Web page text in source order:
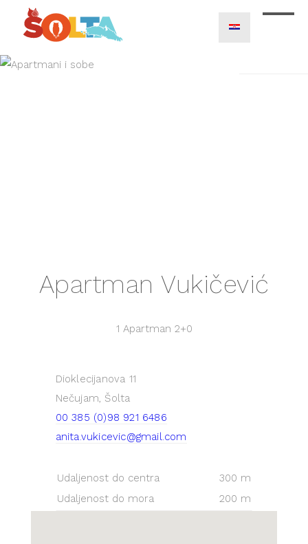
Apartman Vukičević
1 Apartman 2+0
Dioklecijanova 11
Nečujam, Šolta
00 385 (0)98 921 6486
anita.vukicevic@gmail.com
Udaljenost do centra
300 m
Udaljenost do mora
200 m